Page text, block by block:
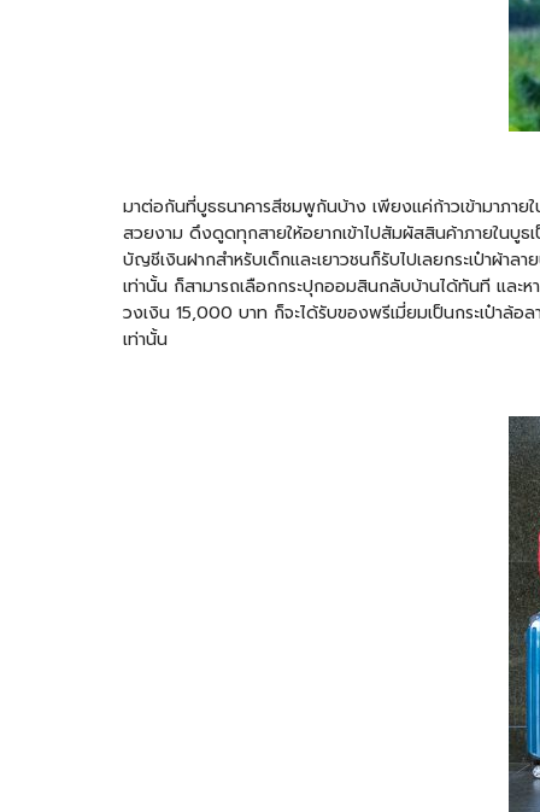
มาต่อกันที่บูธธนาคารสีชมพูกันบ้าง เพียงแค่ก้าวเข้ามาภา
สวยงาม ดึงดูดทุกสายให้อยากเข้าไปสัมผัสสินค้าภายในบู
บัญชีเงินฝากสำหรับเด็กและเยาวชนก็รับไปเลยกระเป๋าผ้า
เท่านั้น ก็สามารถเลือกกระปุกออมสินกลับบ้านได้ทันที และ
วงเงิน 15,000 บาท ก็จะได้รับของพรีเมี่ยมเป็นกระเป๋าล้อ
เท่านั้น